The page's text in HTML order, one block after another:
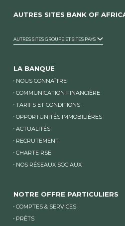
AUTRES SITES BANK OF
AUTRES SITES GROUPE ET SITES PAYS
LA BANQUE
NOUS CONNAÎTRE
COMMUNICATION FINANCIÈRE
TARIFS ET CONDITIONS
OPPORTUNITÉS IMMOBILIÈRES
ACTUALITÉS
RECRUTEMENT
CHARTE RSE
NOS RÉSEAUX SOCIAUX
NOTRE OFFRE PARTICULIERS
COMPTES & SERVICES
PRÊTS